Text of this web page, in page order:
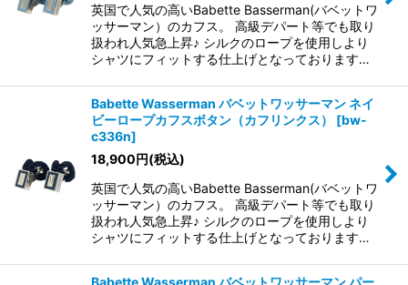
英国で人気の高いBabette Basserman(バベットワ
ッサーマン）のカフス。 高級デパート等でも取り
扱われ人気急上昇♪ シルクのロープを使用しより
シャツにフィットする仕上げとなっております…
Babette Wasserman バベットワッサーマン ネイ
ビーロープカフスボタン（カフリンクス）
[bw-
c336n]
18,900円(税込)
英国で人気の高いBabette Basserman(バベットワ
ッサーマン）のカフス。 高級デパート等でも取り
扱われ人気急上昇♪ シルクのロープを使用しより
シャツにフィットする仕上げとなっております…
Babette Wasserman バベットワッサーマン パー